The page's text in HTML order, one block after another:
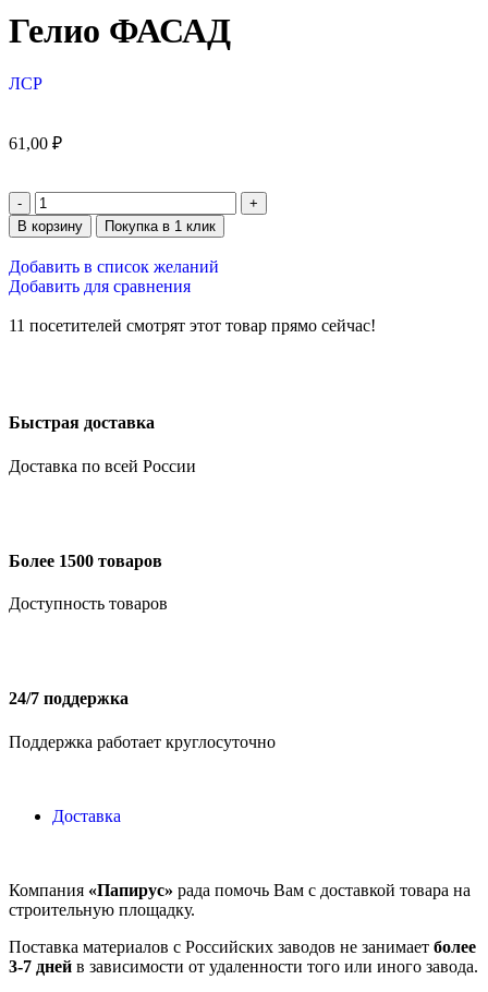
Гелио ФАСАД
ЛСР
61,00 ₽
В корзину Покупка в 1 клик
Добавить в список желаний
Добавить для сравнения
11 посетителей смотрят этот товар прямо сейчас!
Быстрая доставка
Доставка по всей России
Более 1500 товаров
Доступность товаров
24/7 поддержка
Поддержка работает круглосуточно
Доставка
Компания «Папирус» рада помочь Вам с доставкой товара на
строительную площадку.
Поставка материалов с Российских заводов не занимает более
3-7 дней в зависимости от удаленности того или иного завода.